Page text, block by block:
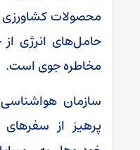
محصولات کشاورزی
حامل‌های انرژی از
مخاطره جوی است.
سازمان
پرهیز از